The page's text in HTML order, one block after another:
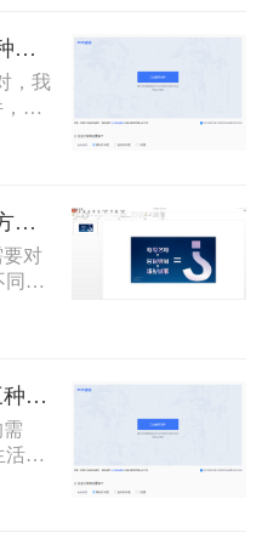
pdf旋转后如何保存？教你4种方法！
，我
要
pdf
怎么旋转pdf并保存？这4个方法值得收藏！
要对
同的
是
法
的
pdf怎么旋转方向？试试这三种方法吧！
活
情
转